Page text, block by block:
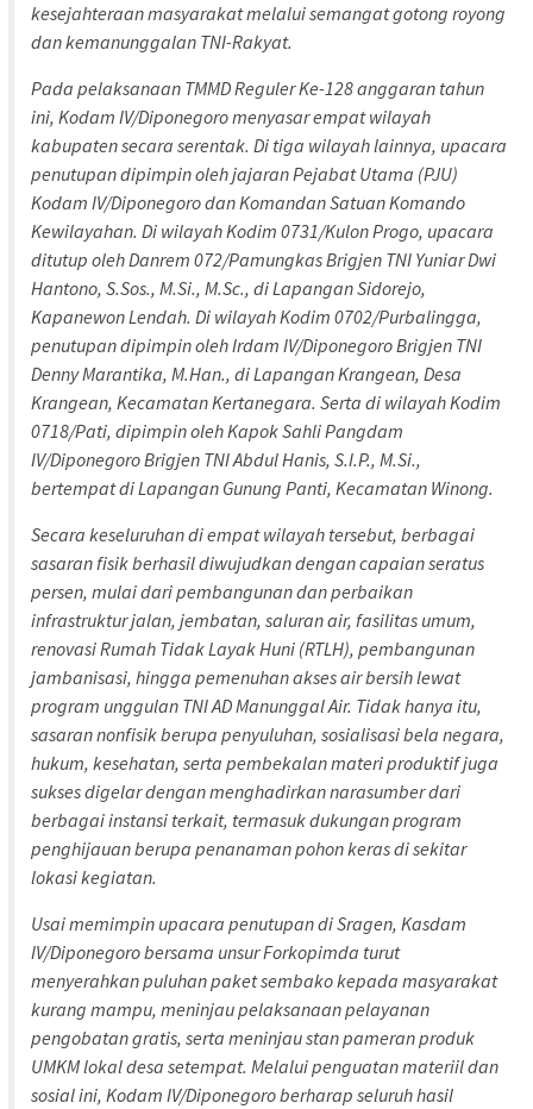
kesejahteraan masyarakat melalui semangat gotong royong
dan kemanunggalan TNI-Rakyat.
Pada pelaksanaan TMMD Reguler Ke-128 anggaran tahun
ini, Kodam IV/Diponegoro menyasar empat wilayah
kabupaten secara serentak. Di tiga wilayah lainnya, upacara
penutupan dipimpin oleh jajaran Pejabat Utama (PJU)
Kodam IV/Diponegoro dan Komandan Satuan Komando
Kewilayahan. Di wilayah Kodim 0731/Kulon Progo, upacara
ditutup oleh Danrem 072/Pamungkas Brigjen TNI Yuniar Dwi
Hantono, S.Sos., M.Si., M.Sc., di Lapangan Sidorejo,
Kapanewon Lendah. Di wilayah Kodim 0702/Purbalingga,
penutupan dipimpin oleh Irdam IV/Diponegoro Brigjen TNI
Denny Marantika, M.Han., di Lapangan Krangean, Desa
Krangean, Kecamatan Kertanegara. Serta di wilayah Kodim
0718/Pati, dipimpin oleh Kapok Sahli Pangdam
IV/Diponegoro Brigjen TNI Abdul Hanis, S.I.P., M.Si.,
bertempat di Lapangan Gunung Panti, Kecamatan Winong.
Secara keseluruhan di empat wilayah tersebut, berbagai
sasaran fisik berhasil diwujudkan dengan capaian seratus
persen, mulai dari pembangunan dan perbaikan
infrastruktur jalan, jembatan, saluran air, fasilitas umum,
renovasi Rumah Tidak Layak Huni (RTLH), pembangunan
jambanisasi, hingga pemenuhan akses air bersih lewat
program unggulan TNI AD Manunggal Air. Tidak hanya itu,
sasaran nonfisik berupa penyuluhan, sosialisasi bela negara,
hukum, kesehatan, serta pembekalan materi produktif juga
sukses digelar dengan menghadirkan narasumber dari
berbagai instansi terkait, termasuk dukungan program
penghijauan berupa penanaman pohon keras di sekitar
lokasi kegiatan.
Usai memimpin upacara penutupan di Sragen, Kasdam
IV/Diponegoro bersama unsur Forkopimda turut
menyerahkan puluhan paket sembako kepada masyarakat
kurang mampu, meninjau pelaksanaan pelayanan
pengobatan gratis, serta meninjau stan pameran produk
UMKM lokal desa setempat. Melalui penguatan materiil dan
sosial ini, Kodam IV/Diponegoro berharap seluruh hasil